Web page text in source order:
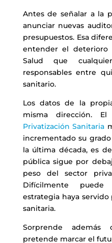
Antes de señalar a la
anunciar nuevas
presupuestos. Esa
entender el deterioro
Salud que
responsables entre
sanitario.
Los datos de la
misma dirección.
Privatización Sanitaria
incrementado su
la última década, es
pública sigue por
peso del sector
Difícilmente
estrategia haya servido
sanitaria.
Sorprende
pretende marcar el